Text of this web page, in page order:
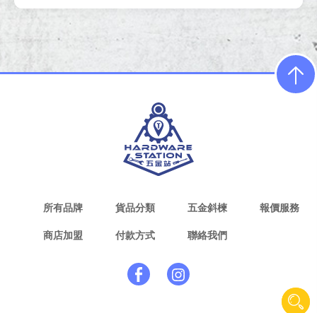
所有品牌 貨品分類 五金斜楝 報價服務
商店加盟 付款方式 聯絡我們